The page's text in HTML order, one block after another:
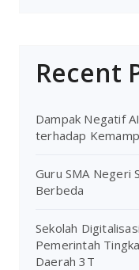
Recent
Dampak Negatif
terhadap
Guru SMA Negeri
Berbeda
Sekolah
Pemerintah
Daerah 3T